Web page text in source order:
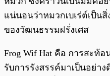
แน่นอนว่าหมวกเบเร่ต์เป็น
ของวัฒนธรรมฝรั่งเศส
Frog Wif Hat คือ การสะท้
รับการรังสรรค์มาเป็นอย่า